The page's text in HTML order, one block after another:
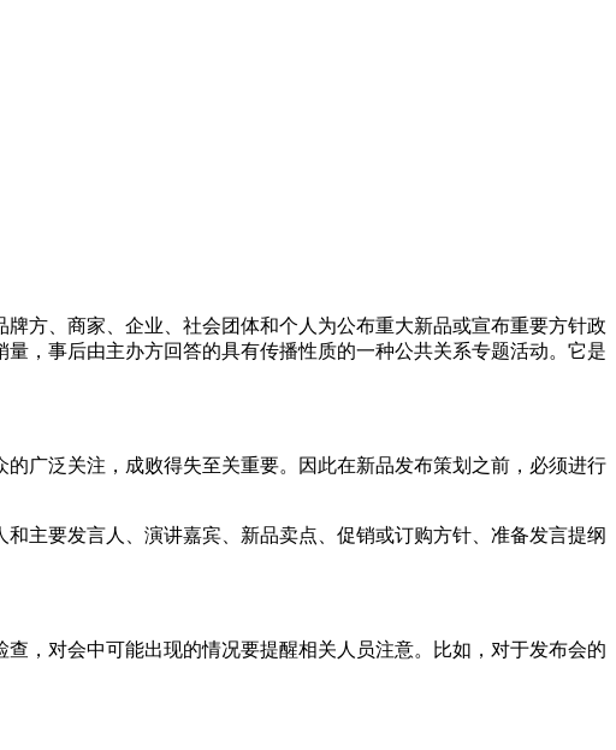
方、商家、企业、社会团体和个人为公布重大新品或宣布重要方针政
，事后由主办方回答的具有传播性质的一种公共关系专题活动。它是
广泛关注，成败得失至关重要。因此在新品发布策划之前，必须进行
要发言人、演讲嘉宾、新品卖点、促销或订购方针、准备发言提纲
，对会中可能出现的情况要提醒相关人员注意。比如，对于发布会的